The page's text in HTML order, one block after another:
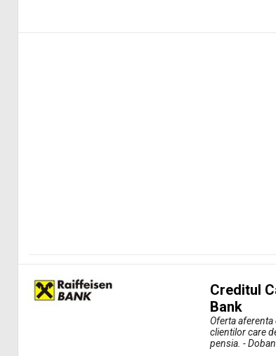
Creditul
Bank
Oferta aferenta
clientilor care
pensia. -